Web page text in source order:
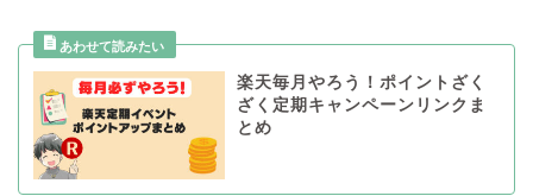
楽天毎月やろう！ポイントざく
ざく定期キャンペーンリンクま
とめ